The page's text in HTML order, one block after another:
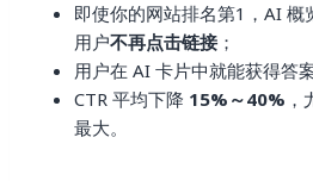
即使你的网站排名第1，AI 概
用户不再点击链接；
用户在 AI 卡片中就能获得答
CTR 平均下降 15%～40%
最大。